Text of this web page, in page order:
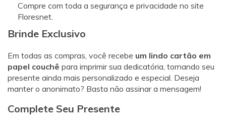
Compre com toda a segurança e privacidade no site
Floresnet.
Brinde Exclusivo
Em todas as compras, você recebe um lindo cartão em
papel couchê para imprimir sua dedicatória, tornando seu
presente ainda mais personalizado e especial. Deseja
manter o anonimato? Basta não assinar a mensagem!
Complete Seu Presente